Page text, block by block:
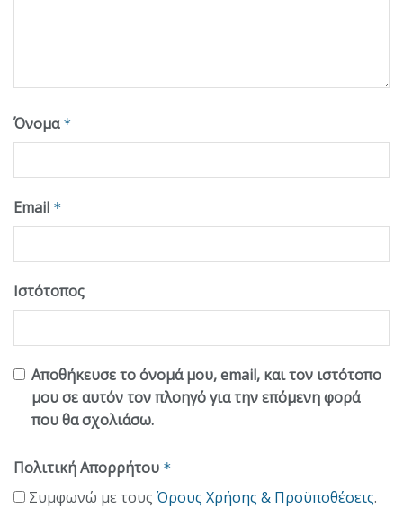
Όνομα *
Email *
Ιστότοπος
Αποθήκευσε το όνομά μου, email, και τον ιστότοπο
μου σε αυτόν τον πλοηγό για την επόμενη φορά
που θα σχολιάσω.
Πολιτική Απορρήτου *
Συμφωνώ με τους Όρους Χρήσης & Προϋποθέσεις.